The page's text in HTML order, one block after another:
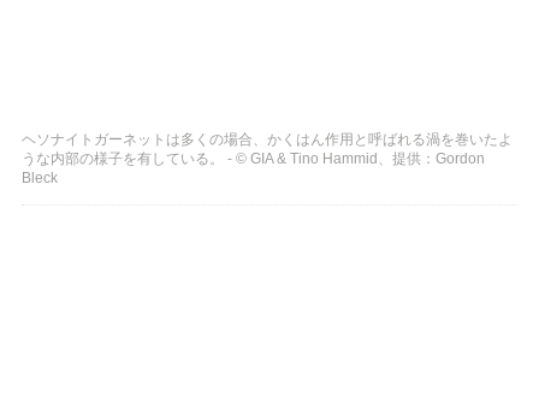
ヘソナイトガーネットは多くの場合、かくはん作用と呼ばれる渦を巻いたよ
うな内部の様子を有している。 - © GIA & Tino Hammid、提供：Gordon
Bleck